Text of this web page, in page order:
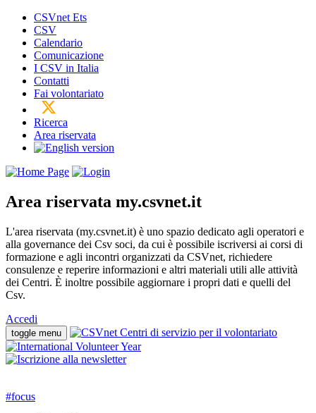
CSVnet Ets
CSV
Calendario
Comunicazione
I CSV in Italia
Contatti
Fai volontariato
Ricerca
Area riservata
Area riservata my.csvnet.it
L'area riservata (my.csvnet.it) è uno spazio dedicato agli operatori e
alla governance dei Csv soci, da cui è possibile iscriversi ai corsi di
formazione e agli incontri organizzati da CSVnet, richiedere
consulenze e reperire informazioni e altri materiali utili alle attività
dei Centri. È inoltre possibile aggiornare i propri dati e quelli del
Csv.
Accedi
toggle menu
#focus